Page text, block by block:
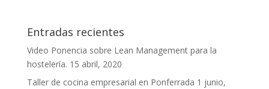
Entradas recientes
Video Ponencia sobre Lean Management para la
hostelería. 15 abril, 2020
Taller de cocina empresarial en Ponferrada 1 junio,